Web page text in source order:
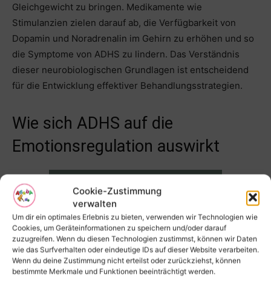
Cookie-Zustimmung
verwalten
Um dir ein optimales Erlebnis zu bieten, verwenden wir Technologien wie
Cookies, um Geräteinformationen zu speichern und/oder darauf
zuzugreifen. Wenn du diesen Technologien zustimmst, können wir Daten
wie das Surfverhalten oder eindeutige IDs auf dieser Website verarbeiten.
Wenn du deine Zustimmung nicht erteilst oder zurückziehst, können
bestimmte Merkmale und Funktionen beeinträchtigt werden.
Gleichgewicht zu bringen. Medikamente wie
Stimulanzien zielen darauf ab, die Verfügbarkeit von
Dopamin und Noradrenalin im Gehirn zu erhöhen und so
die Symptome von ADHS zu lindern. Das Verständnis
dieser neurobiologischen Grundlagen ist entscheidend
für die Entwicklung effektiver Behandlungsstrategien.
Wie sich ADHS auf die
Emotionsregulation auswirkt